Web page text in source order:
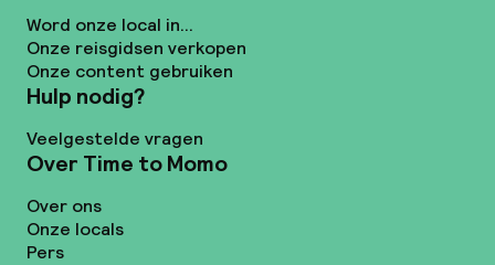
Word onze local in...
Onze reisgidsen verkopen
Onze content gebruiken
Hulp nodig?
Veelgestelde vragen
Over Time to Momo
Over ons
Onze locals
Pers